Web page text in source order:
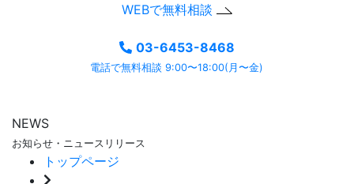
WEBで無料相談
03-6453-8468
電話で無料相談 9:00〜18:00(月〜金)
NEWS
お知らせ・ニュースリリース
トップページ